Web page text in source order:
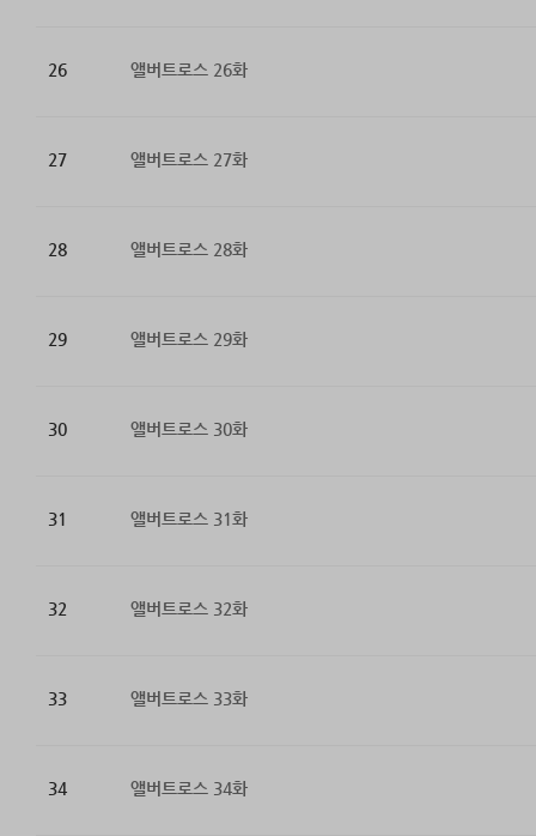
26 앨버트로스 26화
27 앨버트로스 27화
28 앨버트로스 28화
29 앨버트로스 29화
30 앨버트로스 30화
31 앨버트로스 31화
32 앨버트로스 32화
33 앨버트로스 33화
34 앨버트로스 34화